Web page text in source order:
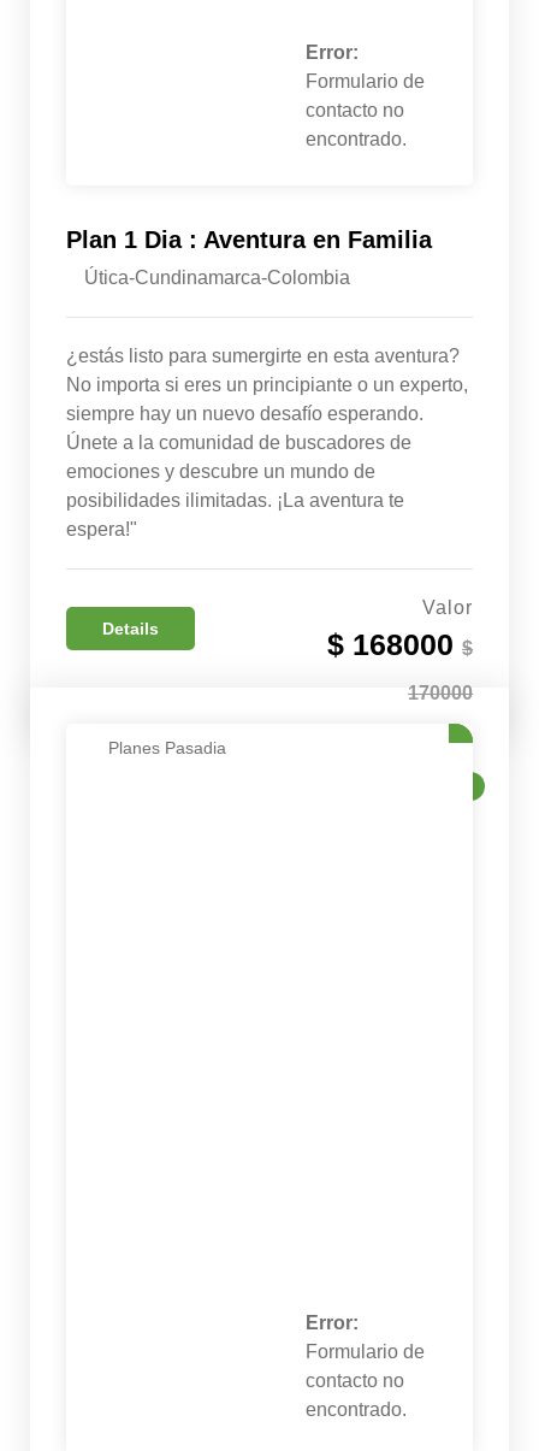
Error:
Formulario de
contacto no
encontrado.
Plan 1 Dia : Aventura en Familia
Útica-Cundinamarca-Colombia
¿estás listo para sumergirte en esta aventura?
No importa si eres un principiante o un experto,
siempre hay un nuevo desafío esperando.
Únete a la comunidad de buscadores de
emociones y descubre un mundo de
posibilidades ilimitadas. ¡La aventura te
espera!"
Details
Valor
$ 168000 $
170000
Planes Pasadia
Error:
Formulario de
contacto no
encontrado.